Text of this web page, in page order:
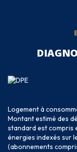
Logement à
Montant estimé des
standard est compris
énergies indexés sur
(abonnements